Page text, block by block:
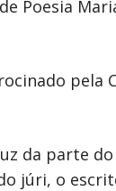
Poesia
pela
da parte
júri, o